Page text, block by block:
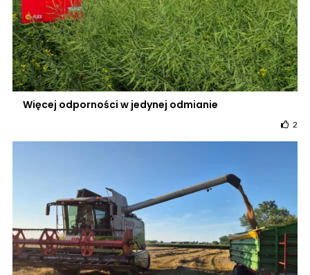
Więcej odporności w jedynej odmianie
2